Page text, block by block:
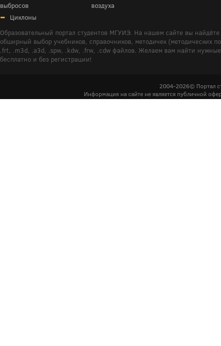
выбросов
воздуха
Циклоны
Образовательный портал студентов МГУИЭ. На нашем сайте вы
обширный выбор учебников, справочников, методичек (методических
.frt, .m3d, .a3d, .spw, .kdw, .frw, .cdw файлов. Желаем вам найти
бесплатно и без регистрации!
2004-2026© Портал
Информация на сайте не является публичной